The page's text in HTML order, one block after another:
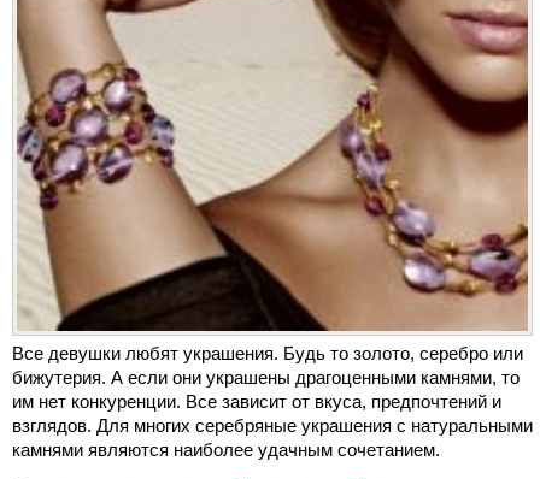
Все девушки любят украшения. Будь то золото, серебро или
бижутерия. А если они украшены драгоценными камнями, то
им нет конкуренции. Все зависит от вкуса, предпочтений и
взглядов. Для многих серебряные украшения с натуральными
камнями являются наиболее удачным сочетанием.